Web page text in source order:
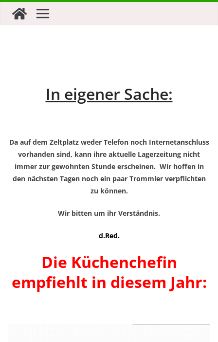
Inhalt
In eigener Sache:
Da auf dem Zeltplatz weder Telefon noch Internetanschluss
vorhanden sind, kann ihre aktuelle Lagerzeitung nicht
immer zur gewohnten Stunde erscheinen. Wir hoffen in
den nächsten Tagen noch ein paar Trommler verpflichten
zu können.
Wir bitten um ihr Verständnis.
d.Red.
Die Küchenchefin
empfiehlt in diesem Jahr: